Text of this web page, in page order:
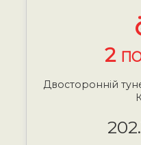
2
Двосторонній